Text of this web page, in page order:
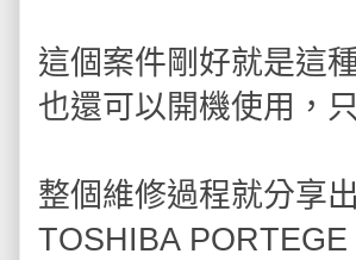
這個案件剛好就是這
也還可以開機使用，
整個維修過程就分享
TOSHIBA